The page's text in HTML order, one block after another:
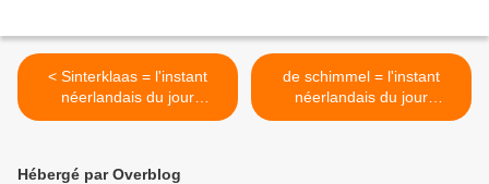
< Sinterklaas = l'instant
néerlandais du jour
(2022_12_05)
de schimmel = l'instant
néerlandais du jour
(2022_12_07) >
Hébergé par Overblog